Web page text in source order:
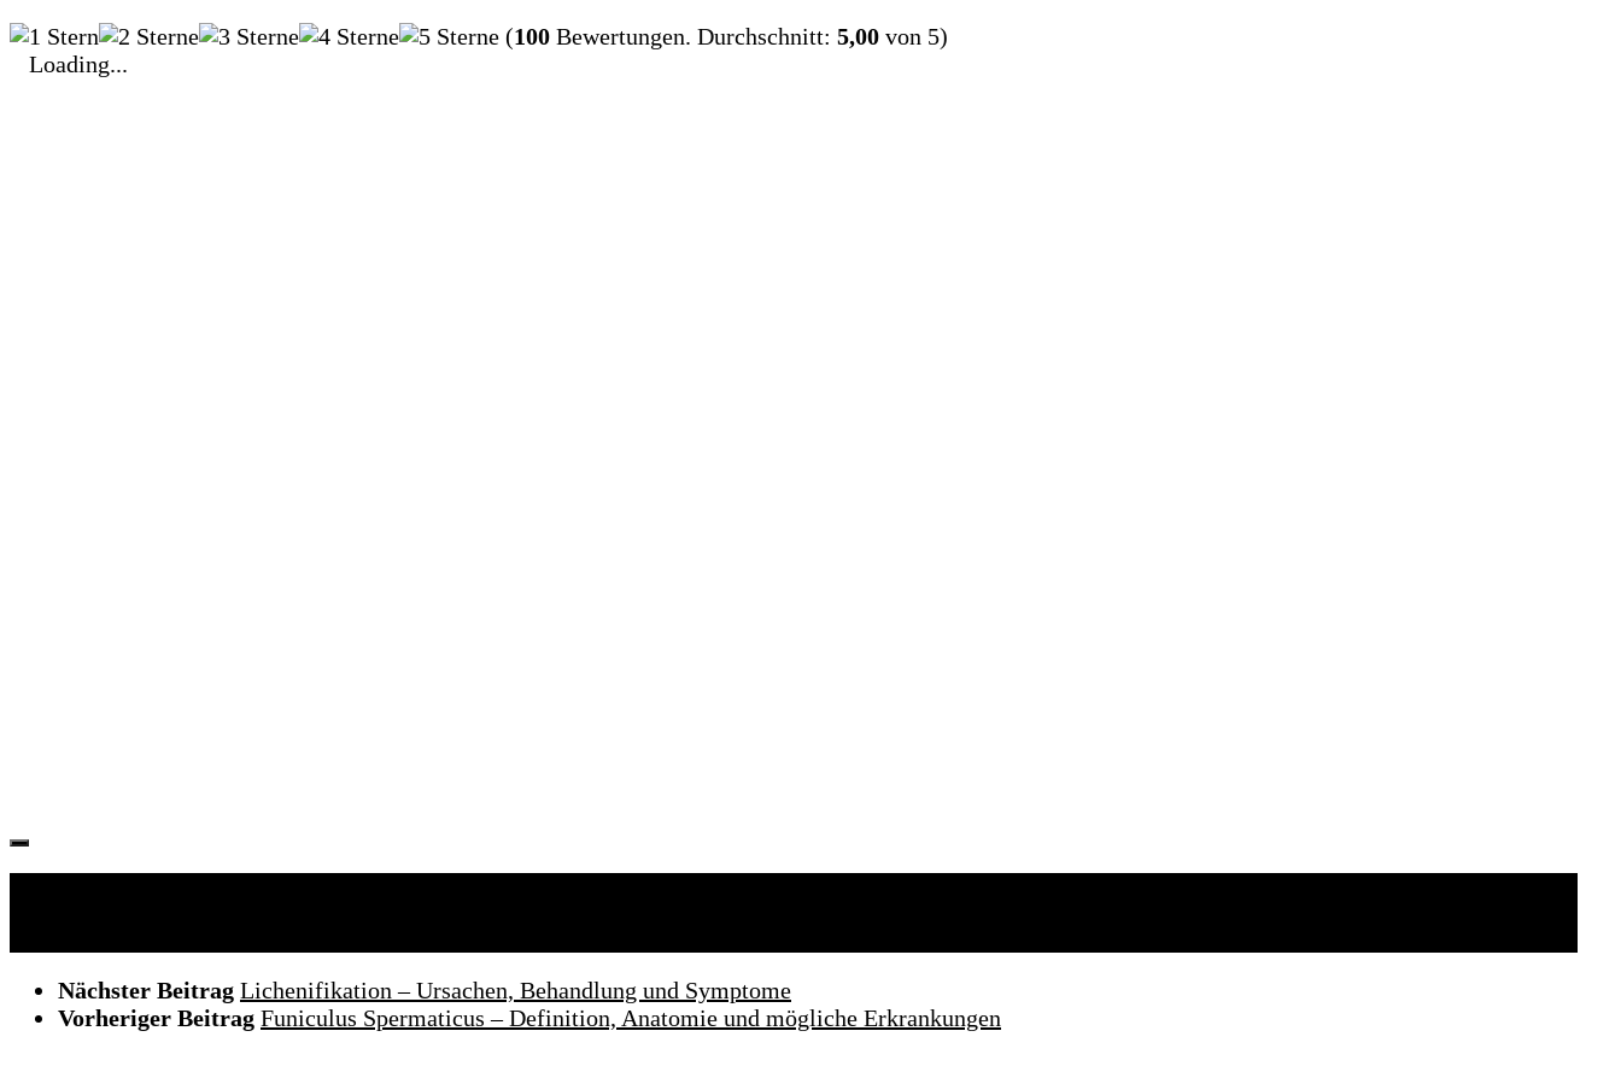
(100 Bewertungen. Durchschnitt: 5,00 von 5)
Loading...
Nächster Beitrag Lichenifikation – Ursachen, Behandlung und Symptome
Vorheriger Beitrag Funiculus Spermaticus – Definition, Anatomie und mögliche Erkrankungen